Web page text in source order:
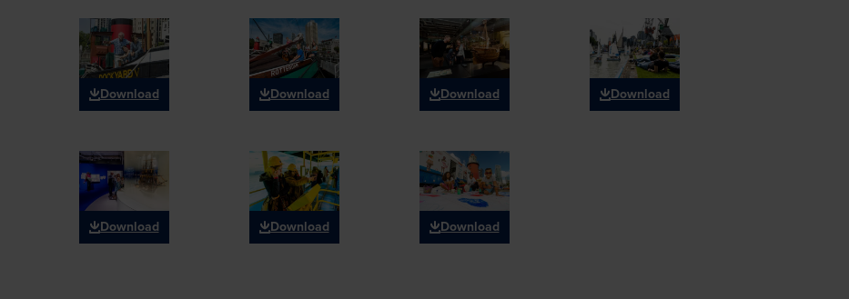
Download Download Download Download
Download Download Download